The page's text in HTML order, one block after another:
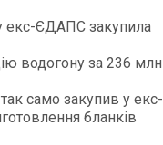
екс-ЄДАПС закупила
водогону за 236 млн
само закупив у екс-
бланків